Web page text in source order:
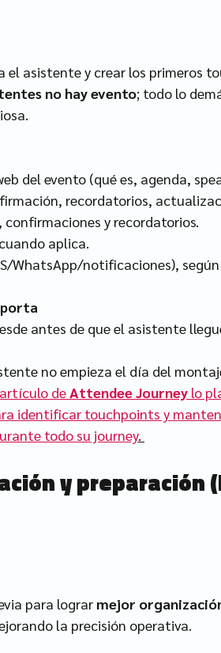
el asistente y crear los primeros
no hay evento; todo lo
del evento (qué es, agenda,
recordatorios,
y recordatorios.
aplica.
WhatsApp/notificaciones),
antes de que el asistente
no empieza el día del
de Attendee Journey lo
identificar touchpoints y
todo su journey.
y preparación
para lograr mejor
la precisión operativa.